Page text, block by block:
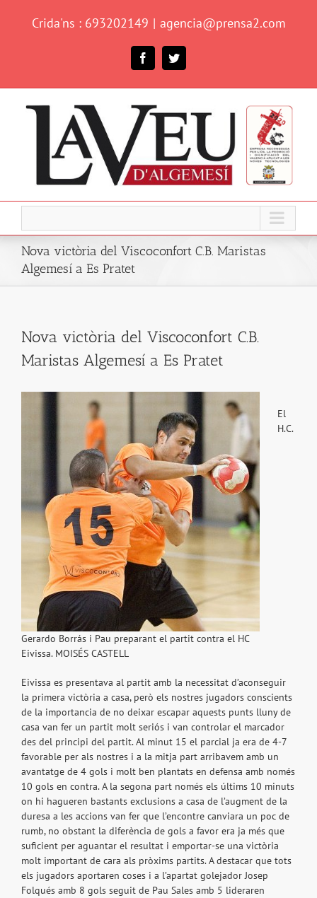
Crida'ns : 693202149 | agencia@prensa2.com
FacebookTwitter
Nova victòria del Viscoconfort C.B. Maristas
Algemesí a Es Pratet
Nova victòria del Viscoconfort C.B.
Maristas Algemesí a Es Pratet
Gerardo Borrás i Pau preparant el partit contra el HC
Eivissa. MOISÉS CASTELL
El
H.C.
Eivissa es presentava al partit amb la necessitat d’aconseguir
la primera victòria a casa, però els nostres jugadors conscients
de la importancia de no deixar escapar aquests punts lluny de
casa van fer un partit molt seriós i van controlar el marcador
des del principi del partit. Al minut 15 el parcial ja era de 4-7
favorable per als nostres i a la mitja part arribavem amb un
avantatge de 4 gols i molt ben plantats en defensa amb només
10 gols en contra. A la segona part només els últims 10 minuts
on hi hagueren bastants exclusions a casa de l’augment de la
duresa a les accions van fer que l’encontre canviara un poc de
rumb, no obstant la diferència de gols a favor era ja més que
suficient per aguantar el resultat i emportar-se una victòria
molt important de cara als pròxims partits. A destacar que tots
els jugadors aportaren coses i a l’apartat golejador Josep
Folqués amb 8 gols seguit de Pau Sales amb 5 lideraren